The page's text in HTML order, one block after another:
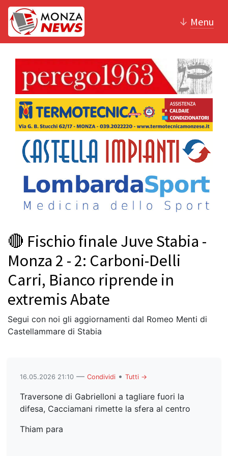
↓ Menu
🔴 Fischio finale Juve Stabia -
Monza 2 - 2: Carboni-Delli
Carri, Bianco riprende in
extremis Abate
Segui con noi gli aggiornamenti dal Romeo Menti di
Castellammare di Stabia
16.05.2026 21:10 — Condividi • Tutti →
Traversone di Gabrielloni a tagliare fuori la
difesa, Cacciamani rimette la sfera al centro
Thiam para